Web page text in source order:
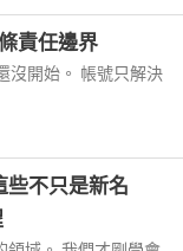
責任邊界
沒開始。 帳號只解決
不只是新名